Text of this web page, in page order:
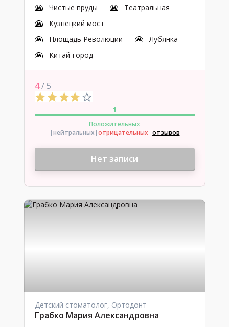
Чистые пруды
Театральная
Кузнецкий мост
Площадь Революции
Лубянка
Китай-город
4/ 5
1
Положительных
|нейтральных|отрицательных отзывов
Нет записи
Детский стоматолог, Ортодонт
Грабко Мария Александровна